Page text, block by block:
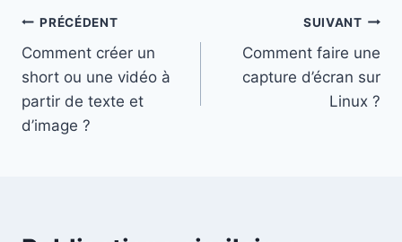
Navigation
de
l’article
PRÉCÉDENT
Comment créer un
short ou une vidéo à
partir de texte et
d’image ?
SUIVANT
Comment faire une
capture d’écran sur
Linux ?